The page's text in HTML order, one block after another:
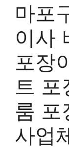
마포
이사
포장
트 포
룸 포
사업